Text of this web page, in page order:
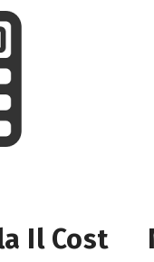
Il Cost